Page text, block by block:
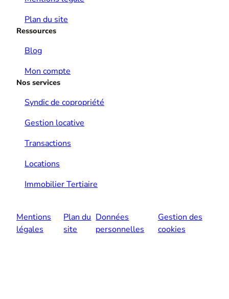
Plan du site
Ressources
Blog
Mon compte
Nos services
Syndic de copropriété
Gestion locative
Transactions
Locations
Immobilier Tertiaire
Mentions
légales
Plan du
site
Données
personnelles
Gestion des
cookies